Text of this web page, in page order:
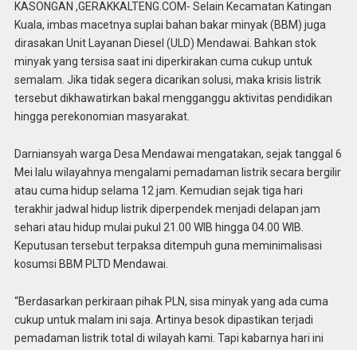
KASONGAN ,GERAKKALTENG.COM- Selain Kecamatan Katingan
Kuala, imbas macetnya suplai bahan bakar minyak (BBM) juga
dirasakan Unit Layanan Diesel (ULD) Mendawai. Bahkan stok
minyak yang tersisa saat ini diperkirakan cuma cukup untuk
semalam. Jika tidak segera dicarikan solusi, maka krisis listrik
tersebut dikhawatirkan bakal mengganggu aktivitas pendidikan
hingga perekonomian masyarakat.
Darniansyah warga Desa Mendawai mengatakan, sejak tanggal 6
Mei lalu wilayahnya mengalami pemadaman listrik secara bergilir
atau cuma hidup selama 12 jam. Kemudian sejak tiga hari
terakhir jadwal hidup listrik diperpendek menjadi delapan jam
sehari atau hidup mulai pukul 21.00 WIB hingga 04.00 WIB.
Keputusan tersebut terpaksa ditempuh guna meminimalisasi
kosumsi BBM PLTD Mendawai.
“Berdasarkan perkiraan pihak PLN, sisa minyak yang ada cuma
cukup untuk malam ini saja. Artinya besok dipastikan terjadi
pemadaman listrik total di wilayah kami. Tapi kabarnya hari ini